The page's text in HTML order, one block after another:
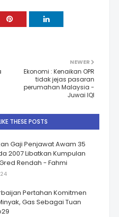
NEWER
Ekonomi : Kenaikan OPR
tidak jejas pasaran
perumahan Malaysia -
Juwai IQI
THESE POSTS
Gaji Penjawat Awam 35
2007 Libatkan Kumpulan
Rendah - Fahmi
Pertahan Komitmen
Gas Sebagai Tuan